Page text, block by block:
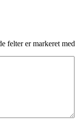
felter er markeret med